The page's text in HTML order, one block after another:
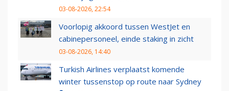
03-08-2026, 22:54
Voorlopig akkoord tussen WestJet en
cabinepersoneel, einde staking in zicht
03-08-2026, 14:40
Turkish Airlines verplaatst komende
winter tussenstop op route naar Sydney